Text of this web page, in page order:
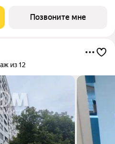
на 20 этаже 39-этажного
Позвоните мне
из 12